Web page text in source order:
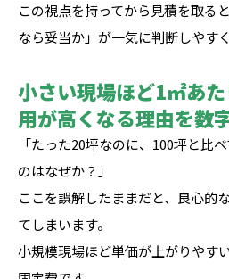
この視点を持ってから見積を取る
なら妥当か」が一気に判断しやす
小さい現場ほど1㎡あ
用が高くなる理由を数
「たった20坪なのに、100坪と比
のはなぜか？」
ここを誤解したままだと、良心的
てしまいます。
小規模現場ほど単価が上がりやす